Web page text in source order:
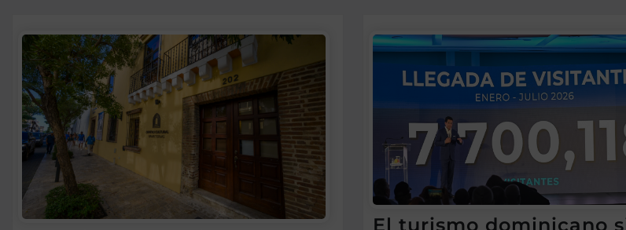
El turismo dominicano